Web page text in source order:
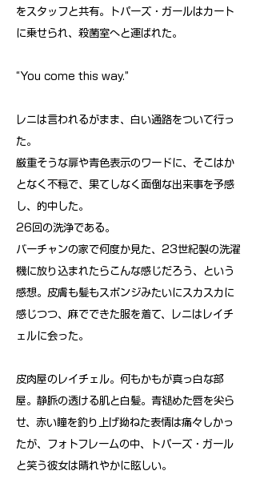
をスタッフと共有。トパーズ・ガールはカート
に乗せられ、殺菌室へと運ばれた。
“You come this way.”
レニは言われるがまま、白い通路をついて行っ
た。
厳重そうな扉や青色表示のワードに、そこはか
となく不穏で、果てしなく面倒な出来事を予感
し、的中した。
26回の洗浄である。
バーチャンの家で何度か見た、23世紀製の洗濯
機に放り込まれたらこんな感じだろう、という
感想。皮膚も髪もスポンジみたいにスカスカに
感じつつ、麻でできた服を着て、レニはレイチ
ェルに会った。
皮肉屋のレイチェル。何もかもが真っ白な部
屋。静脈の透ける肌と白髪。青褪めた唇を尖ら
せ、赤い瞳を釣り上げ拗ねた表情は痛々しかっ
たが、フォトフレームの中、トパーズ・ガール
と笑う彼女は晴れやかに眩しい。